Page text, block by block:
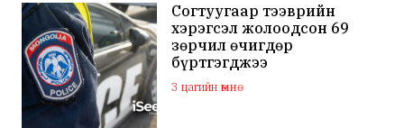
Согтуугаар тээврийн
хэрэгсэл жолоодсон 69
зөрчил өчигдөр
бүртгэгджээ
3 цагийн өмнө